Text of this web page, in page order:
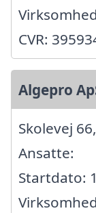
CVR:
Algepro
Skolevej
Ansatte:
Startdato: